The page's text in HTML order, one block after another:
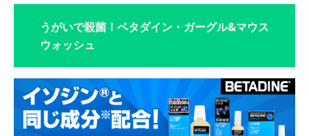
うがいで殺菌！ベタダイン・ガーグル&マウス
ウォッシュ